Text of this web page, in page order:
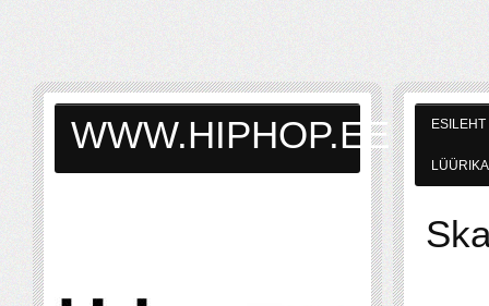
ESILEHT
LÜÜRIKA
WWW.HIPHOP.EE